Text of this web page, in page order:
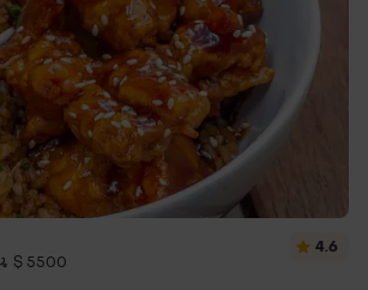
$ 5500
4.6